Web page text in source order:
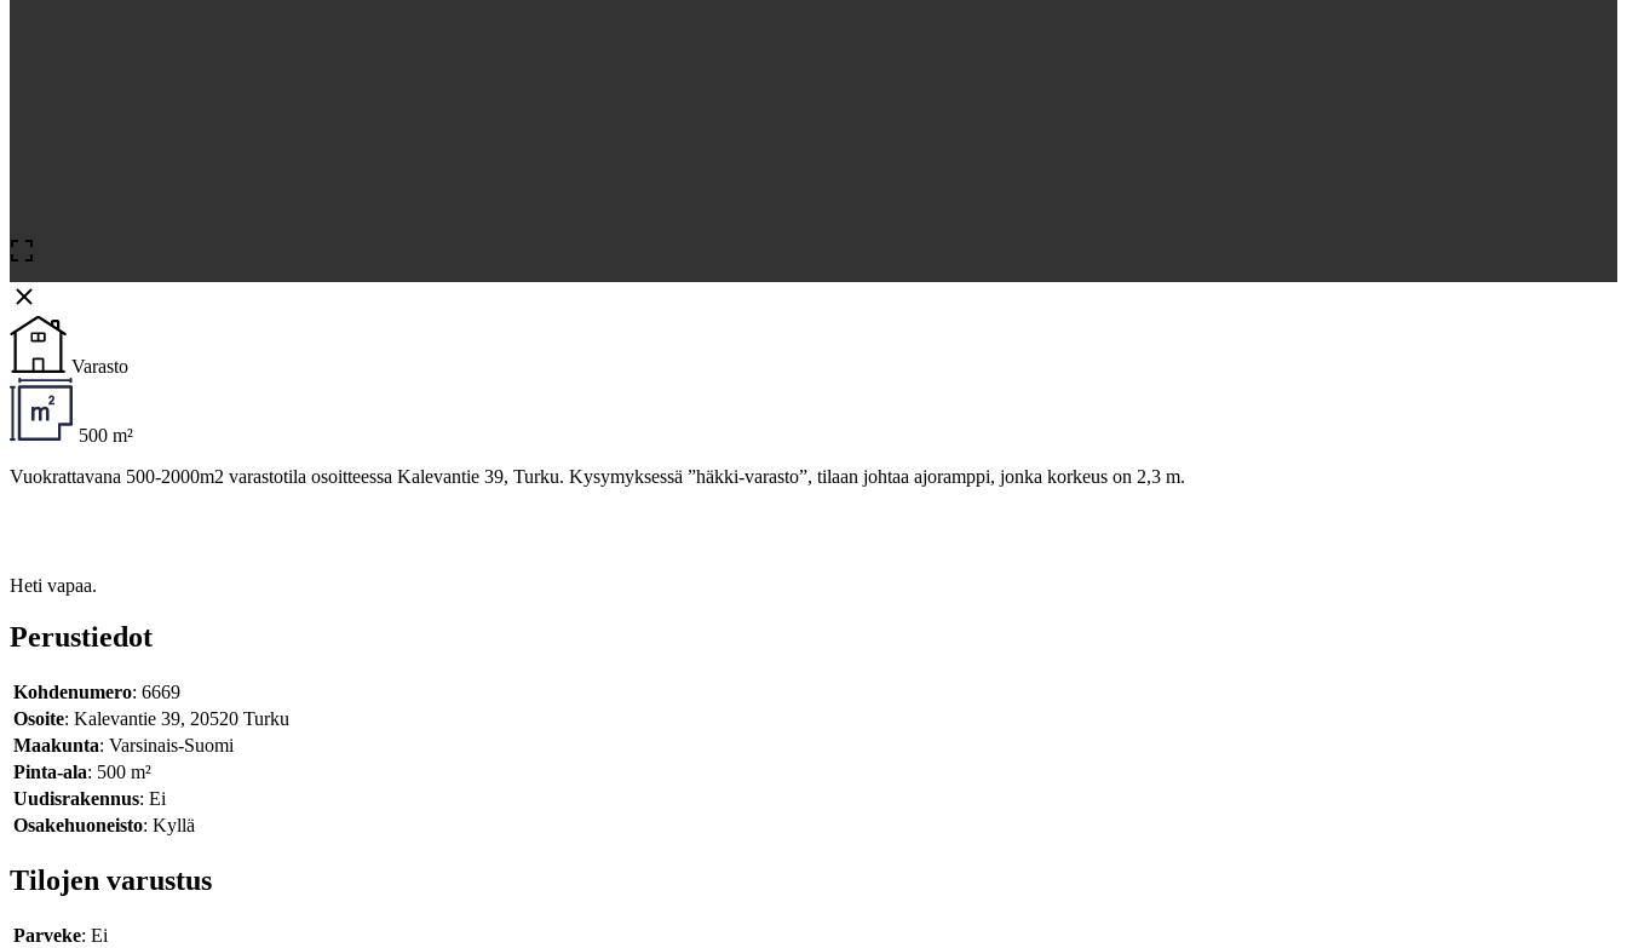
Varasto
500 m²
Vuokrattavana 500-2000m2 varastotila osoitteessa Kalevantie 39, Turku. Kysymyksessä ”häkki-varasto”, tilaan johtaa ajoramppi, jonka korkeus on 2,3 m.
Heti vapaa.
Perustiedot
Kohdenumero: 6669
Osoite: Kalevantie 39, 20520 Turku
Maakunta: Varsinais-Suomi
Pinta-ala: 500 m²
Uudisrakennus: Ei
Osakehuoneisto: Kyllä
Tilojen varustus
Parveke: Ei